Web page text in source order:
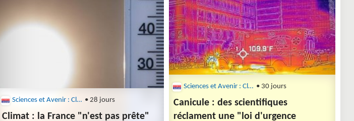
Sciences et Avenir : Climat • 28 jours
Climat : la France "n'est pas prête"
Sciences et Avenir : Climat • 30 jours
Canicule : des scientifiques
réclament une "loi d'urgence